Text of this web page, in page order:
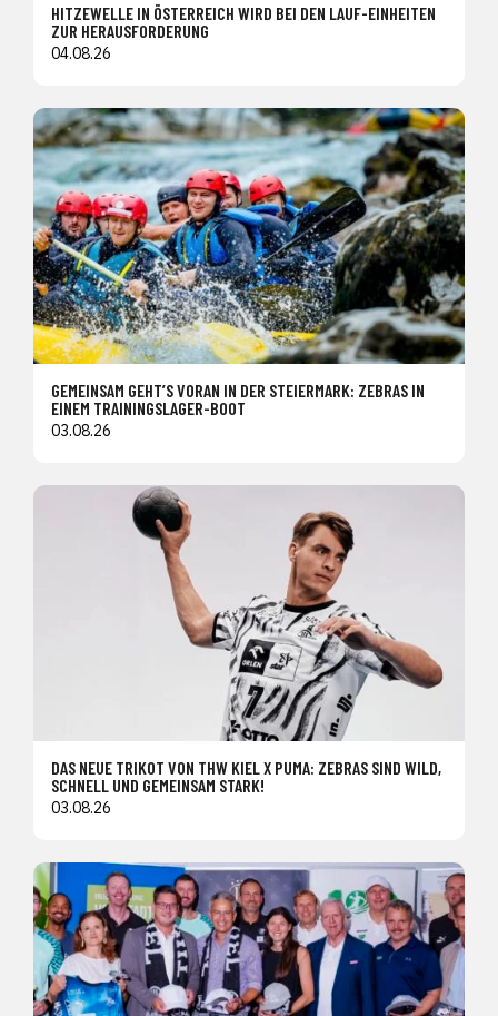
HITZEWELLE IN ÖSTERREICH WIRD BEI DEN LAUF-EINHEITEN
ZUR HERAUSFORDERUNG
04.08.26
GEMEINSAM GEHT’S VORAN IN DER STEIERMARK: ZEBRAS IN
EINEM TRAININGSLAGER-BOOT
03.08.26
DAS NEUE TRIKOT VON THW KIEL X PUMA: ZEBRAS SIND WILD,
SCHNELL UND GEMEINSAM STARK!
03.08.26